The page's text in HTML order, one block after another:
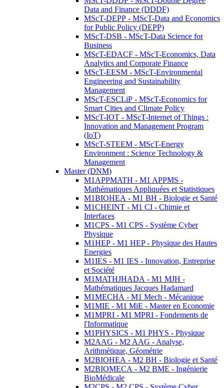
Data and Finance (DDDF)
MScT-DEPP - MScT-Data and Economics
for Public Policy (DEPP)
MScT-DSB - MScT-Data Science for
Business
MScT-EDACF - MScT-Economics, Data
Analytics and Corporate Finance
MScT-EESM - MScT-Environmental
Engineering and Sustainability
Management
MScT-ESCLiP - MScT-Economics for
Smart Cities and Climate Policy
MScT-IOT - MScT-Internet of Things :
Innovation and Management Program
(IoT)
MScT-STEEM - MScT-Energy
Environment : Science Technology &
Management
Master (DNM)
M1APPMATH - M1 APPMS -
Mathématiques Appliquées et Statistiques
M1BIOHEA - M1 BH - Biologie et Santé
M1CHEINT - M1 CI - Chimie et
Interfaces
M1CPS - M1 CPS - Système Cyber
Physique
M1HEP - M1 HEP - Physique des Hautes
Energies
M1IES - M1 IES - Innovation, Entreprise
et Société
M1MATHJHADA - M1 MJH -
Mathématiques Jacques Hadamard
M1MECHA - M1 Mech - Mécanique
M1MIE - M1 MiE - Master en Economie
M1MPRI - M1 MPRI - Fondements de
l'Informatique
M1PHYSICS - M1 PHYS - Physique
M2AAG - M2 AAG - Analyse,
Arithmétique, Géométrie
M2BIOHEA - M2 BH - Biologie et Santé
M2BIOMECA - M2 BME - Ingénierie
BioMédicale